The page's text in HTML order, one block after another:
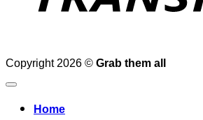
Copyright 2026 © Grab them all
Home